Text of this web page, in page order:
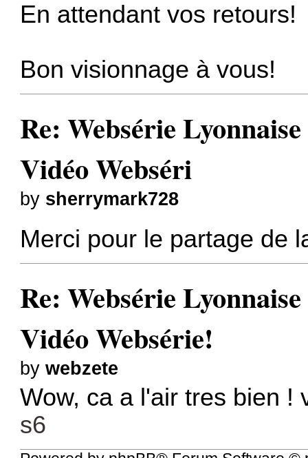
En attendant vos retours!
Bon visionnage à vous!
Re: Websérie
Vidéo Webséri
by sherrymark728
Merci pour le partage de
Re: Websérie
Vidéo Websérie!
bywebzete
Wow, ca a l'air tres bien !
s6